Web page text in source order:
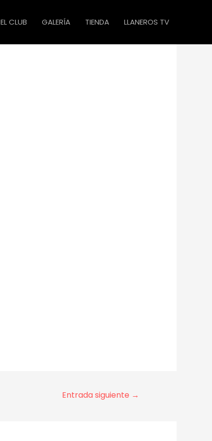
EL CLUB GALERÍA TIENDA LLANEROS TV
Entrada siguiente →